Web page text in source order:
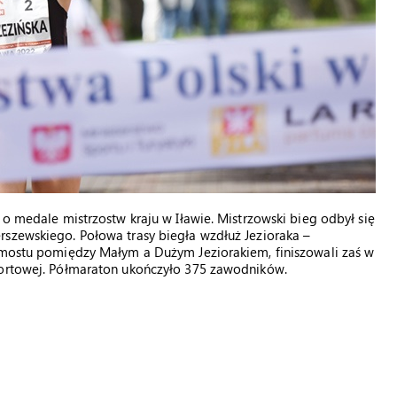
medale mistrzostw kraju w Iławie. Mistrzowski bieg odbył się
Połowa trasy biegła wzdłuż Jezioraka –
pomiędzy Małym a Dużym Jeziorakiem, finiszowali zaś w
Półmaraton ukończyło 375 zawodników.